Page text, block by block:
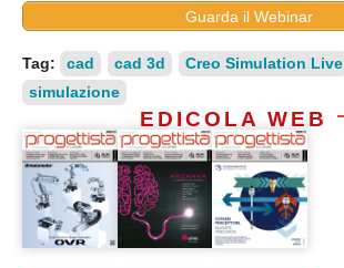
Guarda il Webinar
Tag: cad cad 3d Creo Simulation Live
simulazione
EDICOLA WEB